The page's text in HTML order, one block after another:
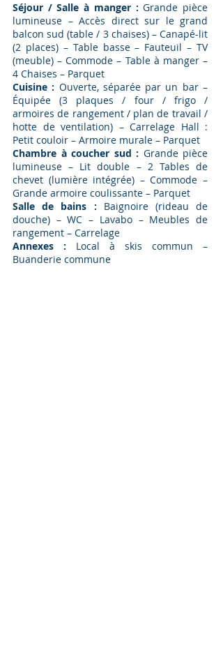
Séjour / Salle à manger : Grande pièce
lumineuse – Accès direct sur le grand
balcon sud (table / 3 chaises) – Canapé-lit
(2 places) – Table basse – Fauteuil – TV
(meuble) – Commode – Table à manger –
4 Chaises – Parquet
Cuisine : Ouverte, séparée par un bar –
Équipée (3 plaques / four / frigo /
armoires de rangement / plan de travail /
hotte de ventilation) – Carrelage Hall :
Petit couloir – Armoire murale – Parquet
Chambre à coucher sud : Grande pièce
lumineuse – Lit double – 2 Tables de
chevet (lumière intégrée) – Commode –
Grande armoire coulissante – Parquet
Salle de bains : Baignoire (rideau de
douche) – WC – Lavabo – Meubles de
rangement – Carrelage
Annexes : Local à skis commun –
Buanderie commune